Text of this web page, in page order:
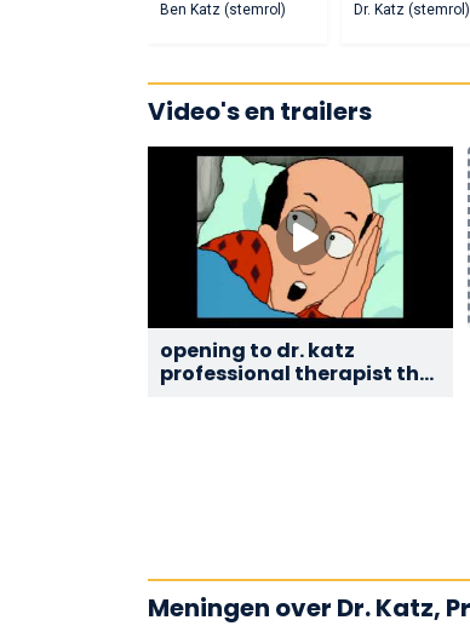
Ben Katz (stemrol) Dr. Katz (stemrol)
Video's en trailers
opening to dr. katz
professional therapist the
Meningen over Dr. Katz,